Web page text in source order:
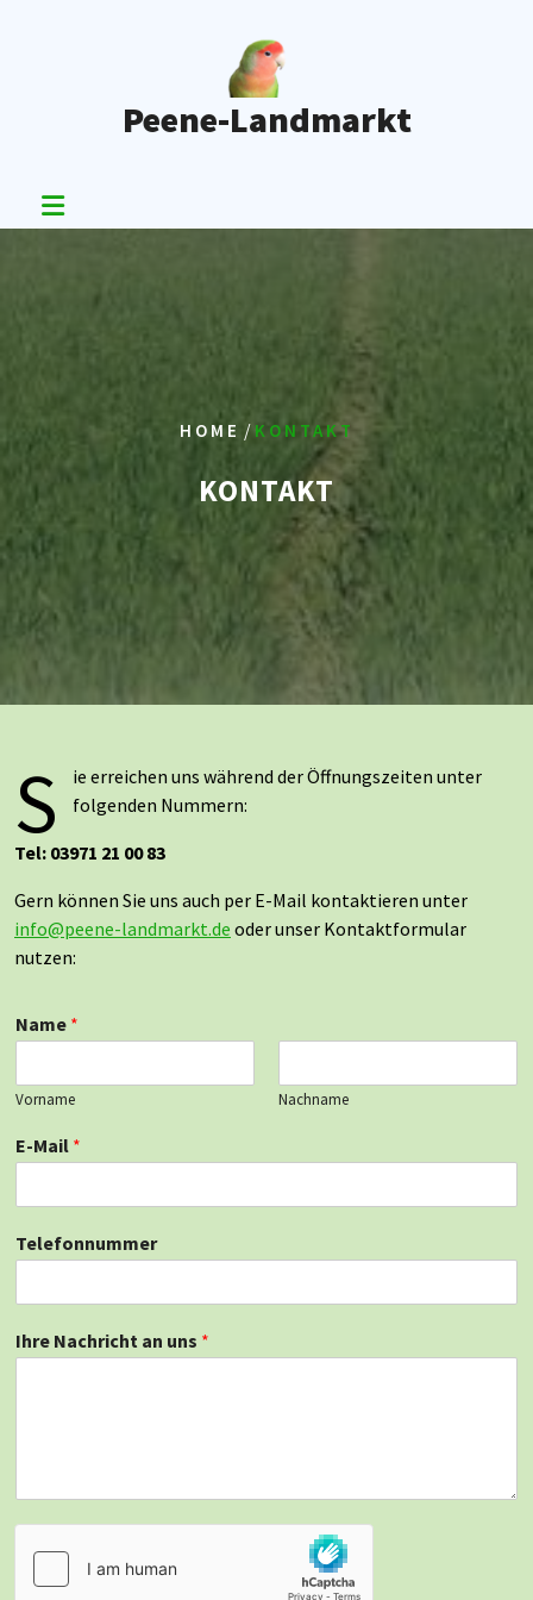
Peene-Landmarkt
HOME / KONTAKT
KONTAKT
S
ie erreichen uns während der Öffnungszeiten unter
folgenden Nummern:
Tel: 03971 21 00 83
Gern können Sie uns auch per E-Mail kontaktieren unter
info@peene-landmarkt.de oder unser Kontaktformular
nutzen:
Name *
Vorname Nachname
E-Mail *
Telefonnummer
Ihre Nachricht an uns *